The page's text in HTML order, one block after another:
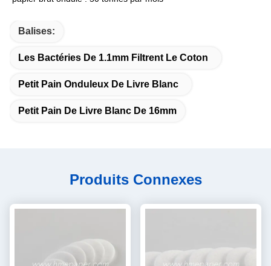
Balises:
Les Bactéries De 1.1mm Filtrent Le Coton
Petit Pain Onduleux De Livre Blanc
Petit Pain De Livre Blanc De 16mm
Produits Connexes